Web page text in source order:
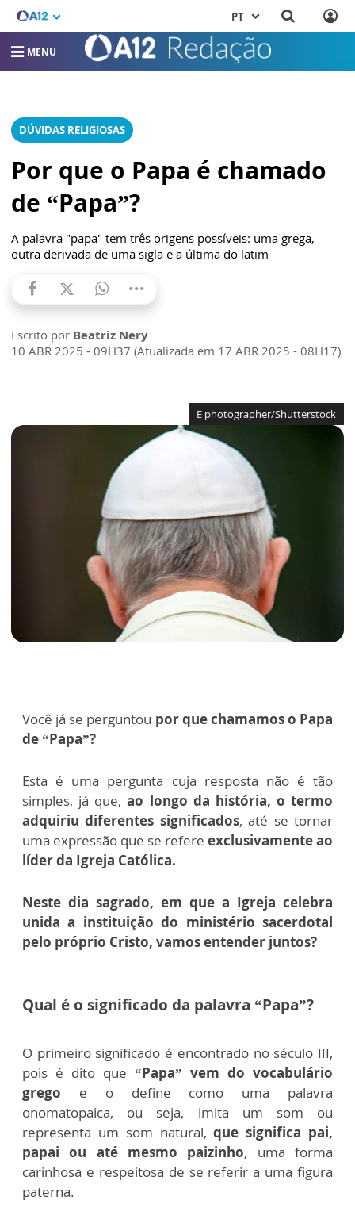
PT
MENU
DÚVIDAS RELIGIOSAS
Por que o Papa é chamado
de “Papa”?
A palavra "papa" tem três origens possíveis: uma grega,
outra derivada de uma sigla e a última do latim
Escrito por Beatriz Nery
10 ABR 2025 - 09H37 (Atualizada em 17 ABR 2025 - 08H17)
E photographer/Shutterstock
Você já se perguntou por que chamamos o Papa
de “Papa”?
Esta é uma pergunta cuja resposta não é tão
simples, já que,ao longo da história, o termo
adquiriu diferentes significados, até se tornar
uma expressão que se refere exclusivamente ao
líder da Igreja Católica.
Neste dia sagrado, em que a Igreja celebra
unida a instituição do ministério sacerdotal
pelo próprio Cristo, vamos entender juntos?
Qual é o significado da palavra “Papa”?
O primeiro significado é encontrado no século III,
pois é dito que “Papa” vem do vocabulário
grego e o define como uma palavra
onomatopaica, ou seja, imita um som ou
representa um som natural,que significa pai,
papai ou até mesmo paizinho, uma forma
carinhosa e respeitosa de se referir a uma figura
paterna.